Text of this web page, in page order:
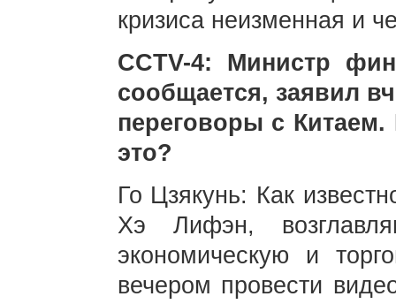
кризиса неизменная и
CCTV-4: Министр
сообщается, заявил
переговоры с
это?
Го Цзякунь: Как
Хэ Лифэн,
экономическую и
вечером провести